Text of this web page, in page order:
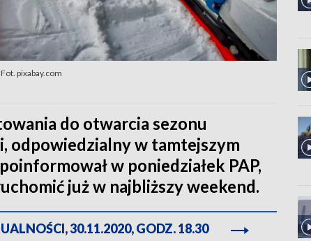
pixabay.com
do otwarcia sezonu
odpowiedzialny w tamtejszym
w poniedziałek PAP,
już w najbliższy weekend.
30.11.2020, GODZ. 18.30